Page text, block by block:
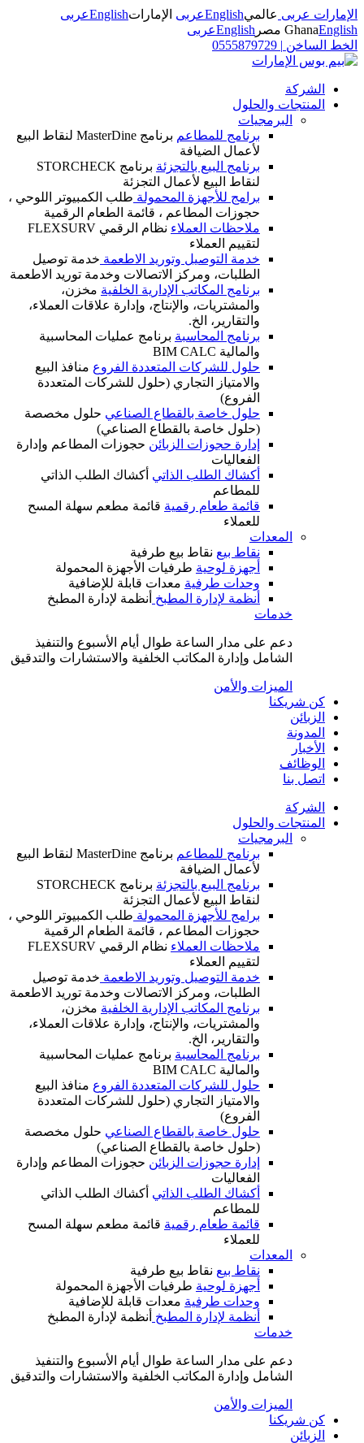
الإمارات عربى عالميEnglishعربى الإماراتEnglishعربى
GhanaEnglish مصر Englishعربى
الخط الساخن |
0555879729
الشركة
المنتجات والحلول
البرمجيات
برنامج للمطاعم
برنامج MasterDine لنقاط البيع
لأعمال الضيافة
برنامج البيع بالتجزئة
برنامج STORCHECK
لنقاط البيع لأعمال التجزئة
برامج للأجهزة المحمولة طلب الكمبيوتر اللوحي ،
حجوزات المطاعم ، قائمة الطعام الرقمية
ملاحظات العملاء
نظام الرقمي FLEXSURV
لتقييم العملاء
خدمة التوصيل وتوريد الاطعمة خدمة توصيل
الطلبات، ومركز الاتصالات وخدمة توريد الاطعمة
برنامج المكاتب الإدارية الخلفية مخزن،
والمشتريات، والإنتاج، وإدارة علاقات العملاء،
والتقارير، الخ.
برنامج المحاسبة برنامج عمليات المحاسبية
والمالية BIM CALC
حلول للشركات المتعددة الفروع منافذ البيع
والامتياز التجاري (حلول للشركات المتعددة
الفروع)
حلول خاصة بالقطاع الصناعي حلول مخصصة
(حلول خاصة بالقطاع الصناعي)
إدارة حجوزات الزبائن حجوزات المطاعم وإدارة
الفعاليات
أكشاك الطلب الذاتي أكشاك الطلب الذاتي
للمطاعم
قائمة طعام رقمية قائمة مطعم سهلة المسح
للعملاء
المعدات
نقاط بيع نقاط بيع طرفية
أجهزة لوحية طرفيات الأجهزة المحمولة
وحدات طرفية معدات قابلة للإضافية
أنظمة لإدارة المطبخ أنظمة لإدارة المطبخ
خدمات
دعم على مدار الساعة طوال أيام الأسبوع والتنفيذ
الشامل وإدارة المكاتب الخلفية والاستشارات والتدقيق
الميزات والأمن
كن شريكنا
الزبائن
المدونة
الأخبار
الوظائف
اتصل بنا
الشركة
المنتجات والحلول
البرمجيات
برنامج للمطاعم
برنامج MasterDine لنقاط البيع
لأعمال الضيافة
برنامج البيع بالتجزئة
برنامج STORCHECK
لنقاط البيع لأعمال التجزئة
برامج للأجهزة المحمولة طلب الكمبيوتر اللوحي ،
حجوزات المطاعم ، قائمة الطعام الرقمية
ملاحظات العملاء
نظام الرقمي FLEXSURV
لتقييم العملاء
خدمة التوصيل وتوريد الاطعمة خدمة توصيل
الطلبات، ومركز الاتصالات وخدمة توريد الاطعمة
برنامج المكاتب الإدارية الخلفية مخزن،
والمشتريات، والإنتاج، وإدارة علاقات العملاء،
والتقارير، الخ.
برنامج المحاسبة برنامج عمليات المحاسبية
والمالية BIM CALC
حلول للشركات المتعددة الفروع منافذ البيع
والامتياز التجاري (حلول للشركات المتعددة
الفروع)
حلول خاصة بالقطاع الصناعي حلول مخصصة
(حلول خاصة بالقطاع الصناعي)
إدارة حجوزات الزبائن حجوزات المطاعم وإدارة
الفعاليات
أكشاك الطلب الذاتي أكشاك الطلب الذاتي
للمطاعم
قائمة طعام رقمية قائمة مطعم سهلة المسح
للعملاء
المعدات
نقاط بيع نقاط بيع طرفية
أجهزة لوحية طرفيات الأجهزة المحمولة
وحدات طرفية معدات قابلة للإضافية
أنظمة لإدارة المطبخ أنظمة لإدارة المطبخ
خدمات
دعم على مدار الساعة طوال أيام الأسبوع والتنفيذ
الشامل وإدارة المكاتب الخلفية والاستشارات والتدقيق
الميزات والأمن
كن شريكنا
الزبائن